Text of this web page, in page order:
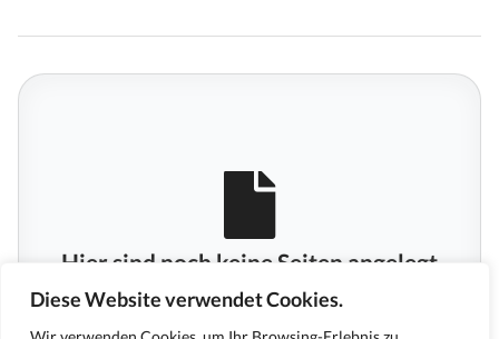
Diese Website verwendet Cookies.
Hier sind noch keine Seiten angelegt